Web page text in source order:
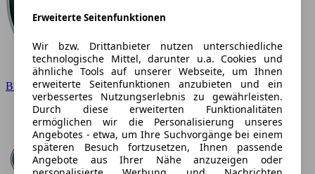
BMW
Erweiterte Seitenfunktionen
Wir bzw. Drittanbieter nutzen unterschiedliche
technologische Mittel, darunter u.a. Cookies und
ähnliche Tools auf unserer Webseite, um Ihnen
erweiterte Seitenfunktionen anzubieten und ein
verbessertes Nutzungserlebnis zu gewährleisten.
Durch diese erweiterten Funktionalitäten
ermöglichen wir die Personalisierung unseres
Angebotes - etwa, um Ihre Suchvorgänge bei einem
späteren Besuch fortzusetzen, Ihnen passende
Angebote aus Ihrer Nähe anzuzeigen oder